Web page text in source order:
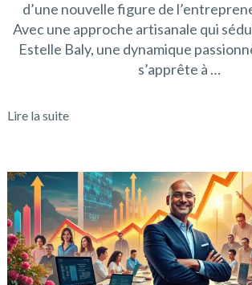
d’une nouvelle figure de
Avec une approche artisanale qui
Estelle Baly, une dynamique
s’apprête à …
Lire la suite